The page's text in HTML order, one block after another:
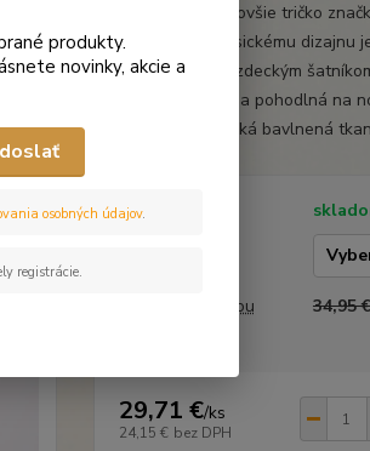
Tričko Vera je najnovšie tričko
Montar. Vďaka klasickému dizajnu
vaším súčasným jazdeckým
látka super mäkká a pohodlná na
Polyamid 50% Mäkká bavlnená
Dostupnosť
Cena pred zľavou 34,95 €
29,71 €/ks
24,15 € bez DPH
produkty.
novinky, akcie a
osobných údajov.
registrácie.